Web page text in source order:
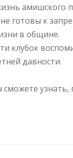
амишского
готовы к
в общине.
клубок
давности.
узнать,